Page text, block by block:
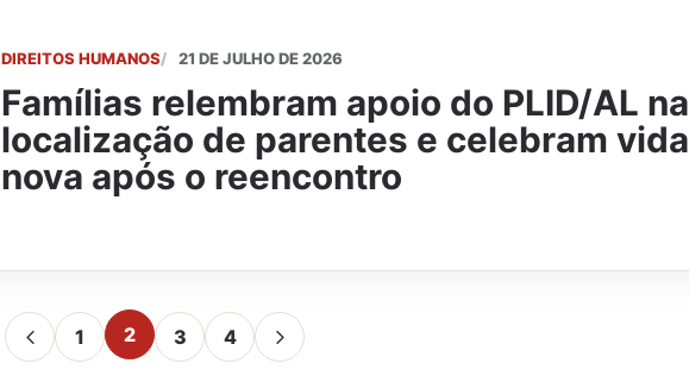
DIREITOS HUMANOS 21 DE JULHO DE 2026
Famílias relembram apoio do PLID/AL na
localização de parentes e celebram vida
nova após o reencontro
1 2 3 4